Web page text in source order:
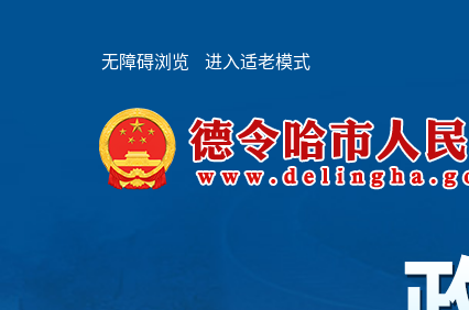
无障碍浏览 进入适老模式